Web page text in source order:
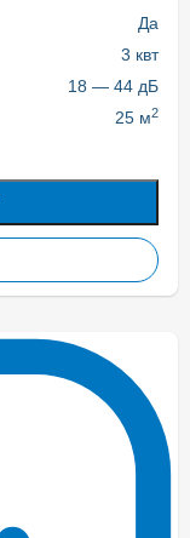
Да
3 квт
18 — 44 дБ
25 м2